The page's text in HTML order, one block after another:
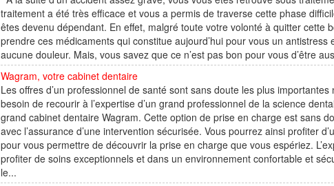
traitement a été très efficace et vous a permis de traverse cette phase
êtes devenu dépendant. En effet, malgré toute votre volonté à quitter cette
prendre ces médicaments qui constitue aujourd’hui pour vous un
aucune douleur. Mais, vous savez que ce n’est pas bon pour vous d’être
Wagram, votre cabinet dentaire
Les offres d’un professionnel de santé sont sans doute les plus
besoin de recourir à l’expertise d’un grand professionnel de la science
grand cabinet dentaire Wagram. Cette option de prise en charge est sans
avec l’assurance d’une intervention sécurisée. Vous pourrez ainsi profiter
pour vous permettre de découvrir la prise en charge que vous espériez.
profiter de soins exceptionnels et dans un environnement confortable et
le...